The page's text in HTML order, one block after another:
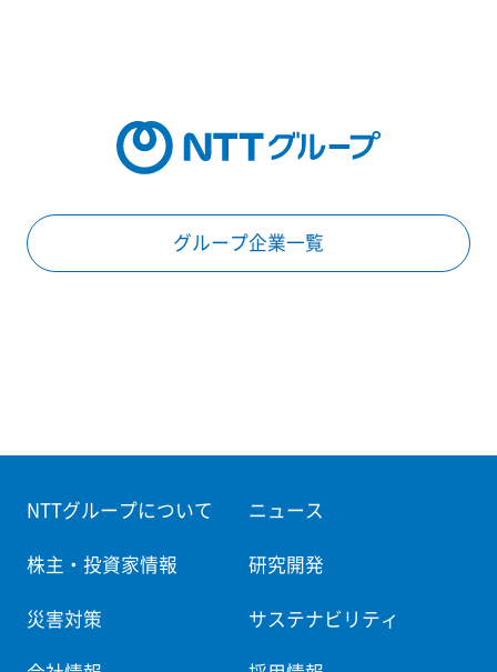
グループ企業一覧
NTTグループについて ニュース
株主・投資家情報 研究開発
災害対策 サステナビリティ